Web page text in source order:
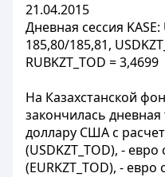
21.04.2015
Дневная сессия KASE:
185,80/185,81,
RUBKZT_TOD = 3,4699
На Казахстанской
закончилась дневная
доллару США с
(USDKZT_TOD), -
(EURKZT_TOD), -